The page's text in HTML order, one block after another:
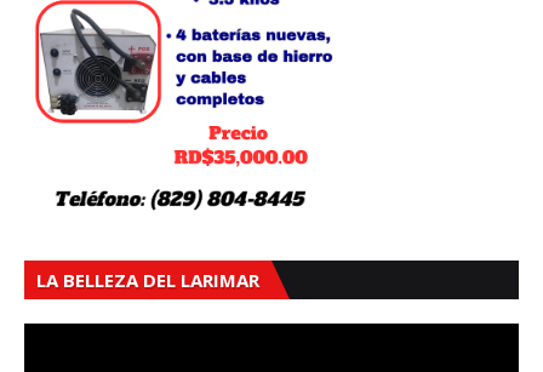
LA BELLEZA DEL LARIMAR